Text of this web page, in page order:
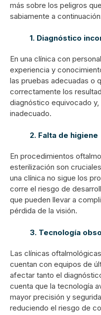
más sobre los peligros
sabiamente a
1. Diagnóstico
En una clínica con
experiencia y
las pruebas adecuadas o
correctamente los
diagnóstico equivocado
inadecuado.
2. Falta de higiene
En procedimientos
esterilización son
una clínica no sigue los
corre el riesgo de
que pueden llevar a
pérdida de la visión.
3. Tecnología
Las clínicas
cuentan con equipos de
afectar tanto el
cuenta que la tecnología
mayor precisión y
reduciendo el riesgo de